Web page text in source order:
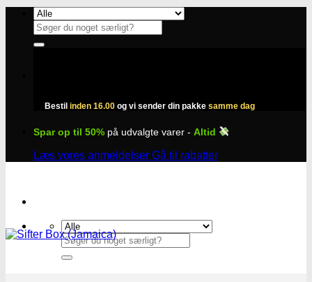
Fortsæt
indhold
Søg
efter:
Bestil inden 16.00 og vi sender din pakke samme dag
Spar op til 50% på udvalgte varer - Altid
Læs vores anmeldelser Gå til rabatter
Søg
efter: